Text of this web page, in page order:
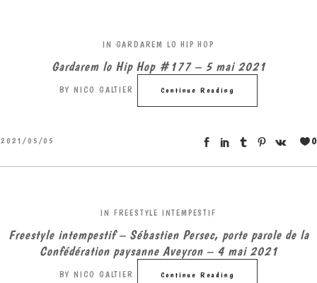
IN GARDAREM LO HIP HOP
Gardarem lo Hip Hop #177 – 5 mai 2021
BY NICO GALTIER Continue Reading
2021/05/05 0
IN FREESTYLE INTEMPESTIF
Freestyle intempestif – Sébastien Persec, porte parole de la
Confédération paysanne Aveyron – 4 mai 2021
BY NICO GALTIER Continue Reading